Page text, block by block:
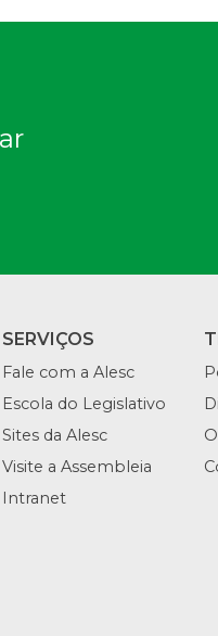
SERVIÇOS
Fale com a Alesc
Escola do Legislativo
Sites da Alesc
Visite a Assembleia
Intranet